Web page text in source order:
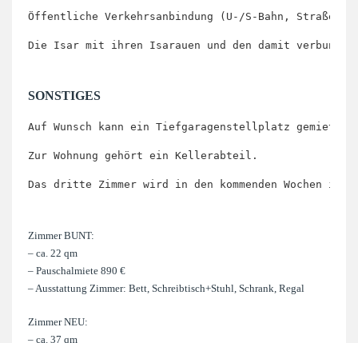
Öffentliche Verkehrsanbindung (U-/S-Bahn,
Die Isar mit ihren Isarauen und den damit
SONSTIGES
Auf Wunsch kann ein Tiefgaragenstellplatz gemietet
Zur Wohnung gehört ein Kellerabteil.
Das dritte Zimmer wird in den kommenden Wochen in
Zimmer BUNT:
– ca. 22 qm
– Pauschalmiete 890 €
– Ausstattung Zimmer: Bett, Schreibtisch+Stuhl, Schrank, Regal
Zimmer NEU:
– ca. 37 qm